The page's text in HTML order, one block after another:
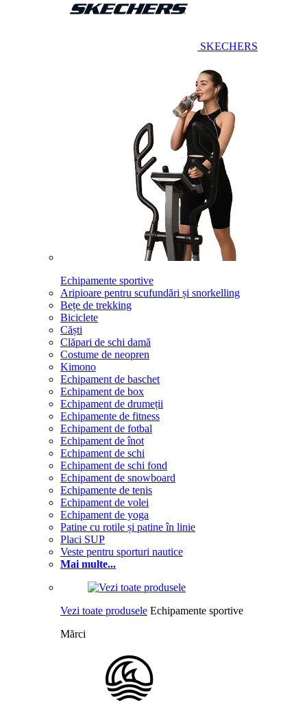
SKECHERS
Echipamente sportive
Aripioare pentru scufundări și snorkelling
Bețe de trekking
Biciclete
Căști
Clăpari de schi damă
Costume de neopren
Kimono
Echipament de baschet
Echipament de box
Echipament de drumeții
Echipamente de fitness
Echipament de fotbal
Echipament de înot
Echipament de schi
Echipament de schi fond
Echipament de snowboard
Echipamente de tenis
Echipament de volei
Echipament de yoga
Patine cu rotile și patine în linie
Placi SUP
Veste pentru sporturi nautice
Mai multe...
Vezi toate produsele Echipamente sportive
Mărci